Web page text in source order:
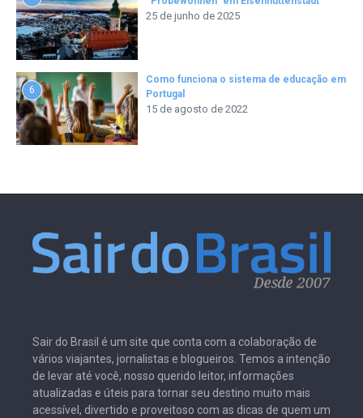
25 de junho de 2025
6
Como funciona o sistema de educação em
Portugal
15 de agosto de 2022
Sair do Brasil é um site que conta com a colaboração de
vários viajantes, jornalistas e blogueiros. Temos a intenção
de levar até você, nosso querido leitor, informações
atualizadas e úteis para tornar seu destino muito mais
acessível, divertido e proveitoso com as dicas de quem um